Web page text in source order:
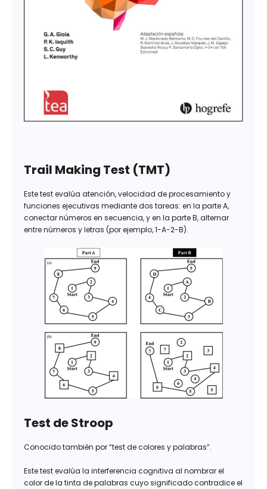
Trail Making Test (TMT)
Este test evalúa atención, velocidad de procesamiento y
funciones ejecutivas mediante dos tareas: en la parte A,
conectar números en secuencia, y en la parte B, alternar
entre números y letras (por ejemplo, 1-A-2-B).
Test de Stroop
Conocido también por “test de colores y palabras”.
Este test evalúa la interferencia cognitiva al nombrar el
color de la tinta de palabras cuyo significado contradice el